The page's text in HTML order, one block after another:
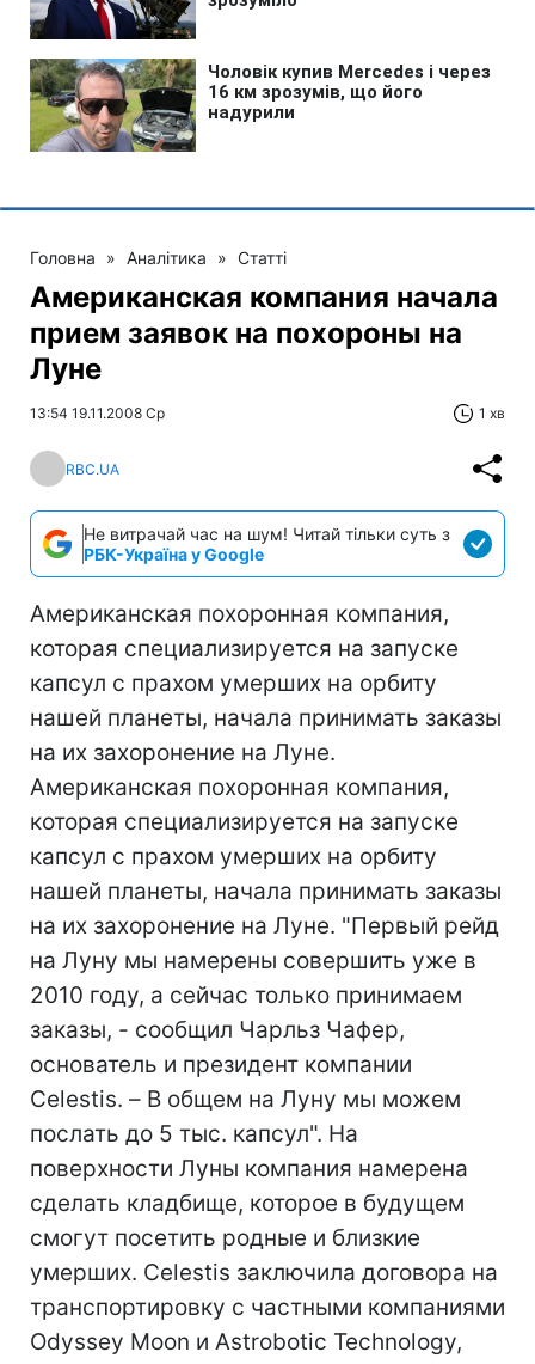
Головна » Аналітика » Статті
Американская компания начала
прием заявок на похороны на
Луне
13:54 19.11.2008 Ср 1 хв
RBC.UA
Не витрачай час на шум! Читай тільки суть з
РБК-Україна у Google
Американская похоронная компания,
которая специализируется на запуске
капсул с прахом умерших на орбиту
нашей планеты, начала принимать заказы
на их захоронение на Луне.
Американская похоронная компания,
которая специализируется на запуске
капсул с прахом умерших на орбиту
нашей планеты, начала принимать заказы
на их захоронение на Луне. "Первый рейд
на Луну мы намерены совершить уже в
2010 году, а сейчас только принимаем
заказы, - сообщил Чарльз Чафер,
основатель и президент компании
Celestis. – В общем на Луну мы можем
послать до 5 тыс. капсул". На
поверхности Луны компания намерена
сделать кладбище, которое в будущем
смогут посетить родные и близкие
умерших. Celestis заключила договора на
транспортировку с частными компаниями
Odyssey Moon и Astrobotic Technology,